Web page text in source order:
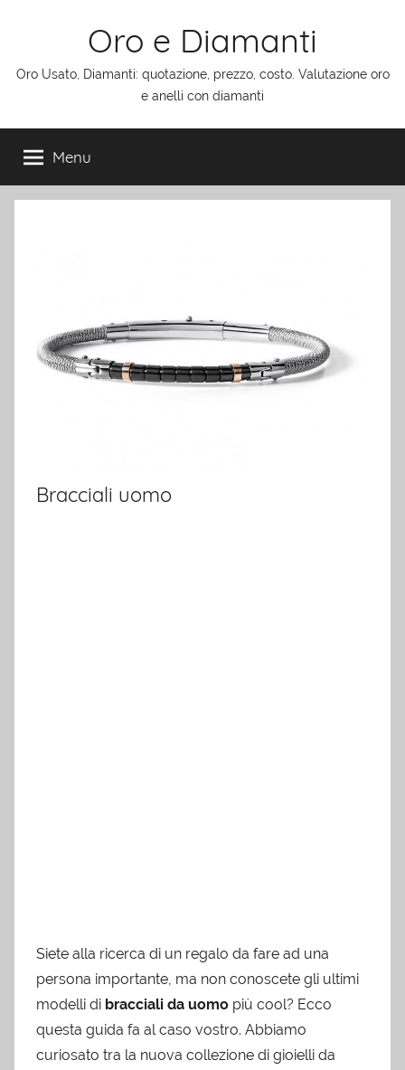
Oro e Diamanti
Oro Usato, Diamanti: quotazione, prezzo, costo. Valutazione oro
e anelli con diamanti
Menu
Bracciali uomo
Siete alla ricerca di un regalo da fare ad una
persona importante, ma non conoscete gli ultimi
modelli di bracciali da uomo più cool? Ecco
questa guida fa al caso vostro. Abbiamo
curiosato tra la nuova collezione di gioielli da